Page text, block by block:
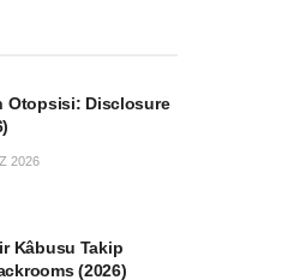
Otopsisi: Disclosure
2026
Kâbusu Takip
(2026)